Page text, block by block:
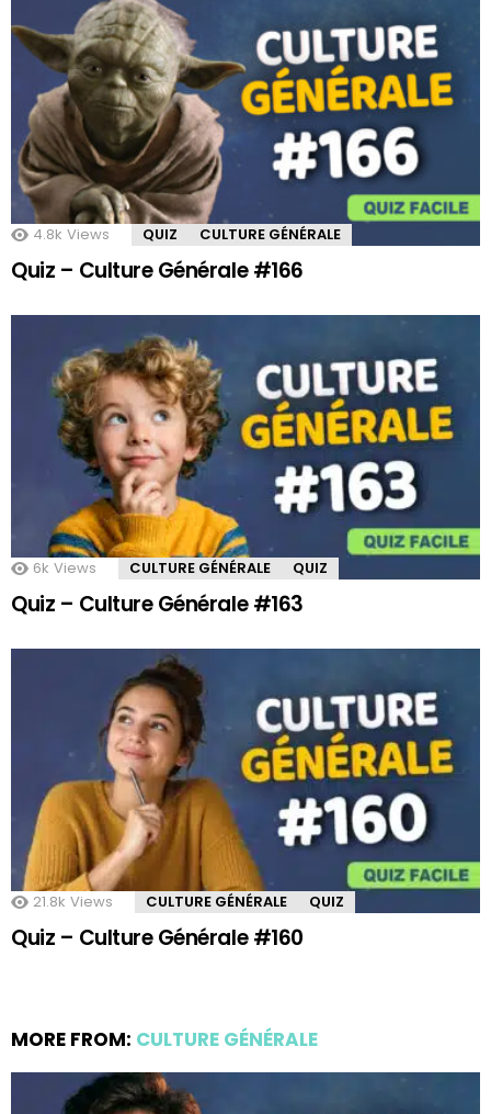
4.8k Views QUIZ CULTURE GÉNÉRALE
Quiz – Culture Générale #166
6k Views CULTURE GÉNÉRALE QUIZ
Quiz – Culture Générale #163
21.8k Views CULTURE GÉNÉRALE QUIZ
Quiz – Culture Générale #160
MORE FROM: CULTURE GÉNÉRALE